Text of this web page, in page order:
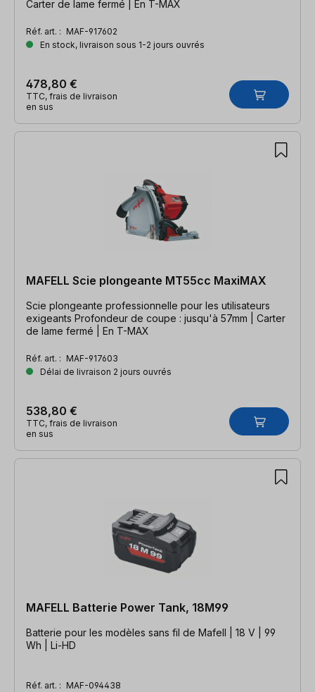
Carter de lame fermé | En T-MAX
Réf. art. : MAF-917602
En stock, livraison sous 1-2 jours ouvrés
478,80 €
TTC, frais de livraison
en sus
MAFELL Scie plongeante MT55cc MaxiMAX
Scie plongeante professionnelle pour les utilisateurs
exigeants Profondeur de coupe : jusqu'à 57mm | Carter
de lame fermé | En T-MAX
Réf. art. : MAF-917603
Délai de livraison 2 jours ouvrés
538,80 €
TTC, frais de livraison
en sus
MAFELL Batterie Power Tank, 18M99
Batterie pour les modèles sans fil de Mafell | 18 V | 99
Wh | Li-HD
Réf. art. : MAF-094438